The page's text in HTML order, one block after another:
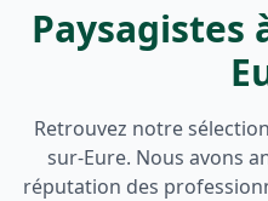
Paysagistes
Retrouvez notre
sur-Eure. Nous avons
réputation des